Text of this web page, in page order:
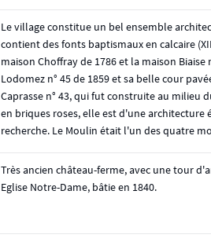
Le village constitue un bel ensemble
contient des fonts baptismaux en calcaire
maison Choffray de 1786 et la maison
Lodomez n° 45 de 1859 et sa belle cour
Caprasse n° 43, qui fut construite au milieu
en briques roses, elle est d'une architecture
recherche. Le Moulin était l'un des quatre
Très ancien château-ferme, avec une tour
Eglise Notre-Dame, bâtie en 1840.